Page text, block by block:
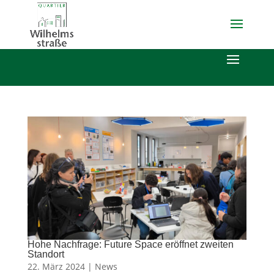
Hohe Nachfrage: Future Space eröffnet zweiten
Standort
22. März 2024 | News